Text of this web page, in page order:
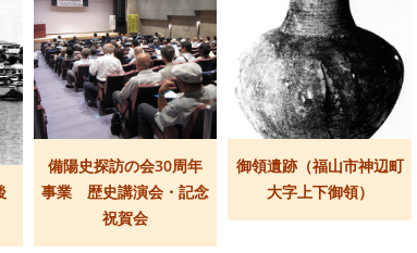
備陽史探訪の会30周年
事業 歴史講演会・記念
祝賀会
御領遺跡（福山市神辺町
大字上下御領）